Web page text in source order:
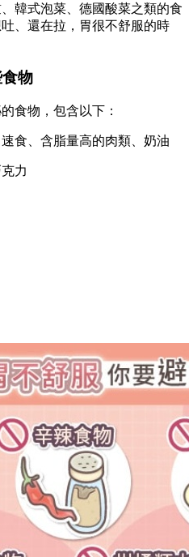
韓式泡菜、德國酸菜之類的食
、還在拉，胃很不舒服的時
物
食物，包含以下：
食、含脂量高的肉類、奶油
力